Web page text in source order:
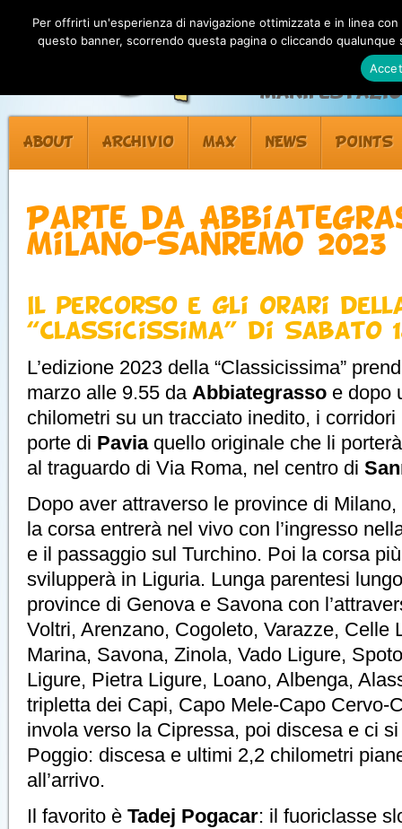
ABOUT ARCHIVIO MAX NEWS POINTS
Parte da
Milano-Sanremo 2023
Il percorso e gli orari
“Classicissima” di Sabato
L’edizione 2023 della “Classicissima”
marzo alle 9.55 da Abbiategrasso e dopo
chilometri su un tracciato inedito, i
porte di Paviaquello originale che li
al traguardo di Via Roma, nel centro di
Dopo aver attraverso le province di
la corsa entrerà nel vivo con l’ingresso
e il passaggio sul Turchino. Poi la corsa
svilupperà in Liguria. Lunga parentesi
province di Genova e Savona con
Voltri, Arenzano, Cogoleto, Varazze, Celle
Marina, Savona, Zinola, Vado Ligure,
Ligure, Pietra Ligure, Loano, Albenga,
tripletta dei Capi, Capo Mele-Capo Cervo-
invola verso la Cipressa, poi discesa e ci
Poggio: discesa e ultimi 2,2 chilometri
all’arrivo.
Il favorito è Tadej Pogacar: il fuoriclasse
Per offrirti un'esperienza di navigazione ottimizzata e in linea
questo banner, scorrendo questa pagina o cliccando